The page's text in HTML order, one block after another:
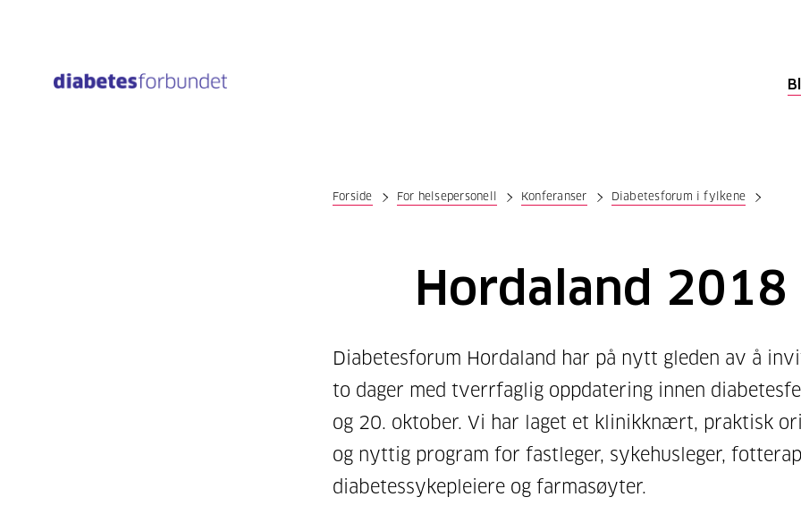
Forside For helsepersonell Konferanser Diabetesforum i fylkene
Hordaland 2018
Diabetesforum Hordaland har på nytt gleden av å
to dager med tverrfaglig oppdatering innen
og 20. oktober. Vi har laget et klinikknært, praktisk
og nyttig program for fastleger, sykehusleger,
diabetessykepleiere og farmasøyter.